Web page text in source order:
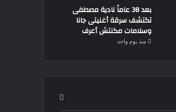
بعد 38 عاماً نادية مصطفى
تكتشف سرقة أغنيتى جانا
وسلامات مكنتش أعرف
منذ يوم واحد